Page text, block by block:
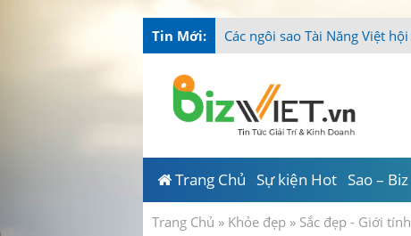
Tin Mới: Tài_
Trang Chủ Sự kiện Hot Sao – Biz
Trang Chủ » Khỏe đẹp » Sắc đẹp - Giới tính